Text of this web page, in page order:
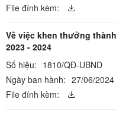
File đính kèm:
Về việc khen thưởng
2023 - 2024
Số hiệu: 1810/QĐ-UBND
Ngày ban hành: 27/06/2024
File đính kèm: